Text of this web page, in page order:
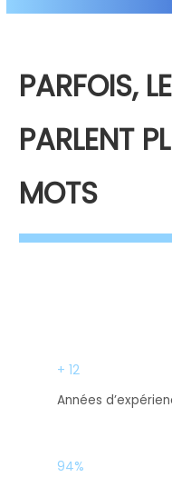
PARFOIS,
PARLENT
MOTS
+ 12
Années
94%